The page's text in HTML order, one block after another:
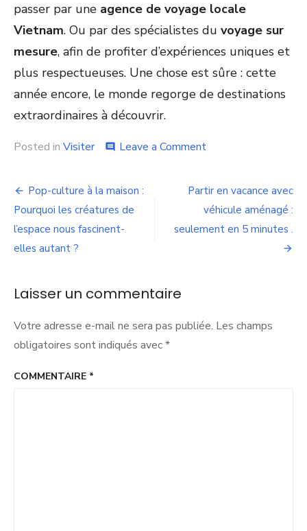
passer par une agence de voyage locale
Vietnam. Ou par des spécialistes du voyage sur
mesure, afin de profiter d’expériences uniques et
plus respectueuses. Une chose est sûre : cette
année encore, le monde regorge de destinations
extraordinaires à découvrir.
Posted in Visiter comment Leave a Commenton
cette
année
?
Les
du
Navigation
de
l’article
Pop-culture à la maison :
Pourquoi les créatures de
l’espace nous fascinent-
elles autant ?
Partir en vacance avec
véhicule aménagé :
seulement en 5 minutes .
Laisser un commentaire
Votre adresse e-mail ne sera pas publiée. Les champs
obligatoires sont indiqués avec*
COMMENTAIRE *